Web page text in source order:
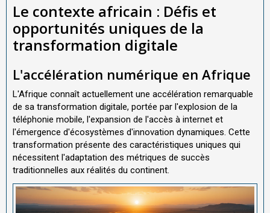
Le contexte africain : Défis et
opportunités uniques de la
transformation digitale
L'accélération numérique en Afrique
L'Afrique connaît actuellement une accélération remarquable
de sa transformation digitale, portée par l'explosion de la
téléphonie mobile, l'expansion de l'accès à internet et
l'émergence d'écosystèmes d'innovation dynamiques. Cette
transformation présente des caractéristiques uniques qui
nécessitent l'adaptation des métriques de succès
traditionnelles aux réalités du continent.